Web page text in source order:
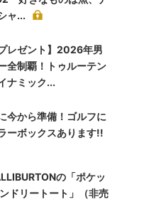
ャ...
レゼント】2026年男
全制覇！トゥルーテン
ナミック...
今から準備！ゴルフに
ーボックスあります!!
の「ポケッ
ドリートート」（非売